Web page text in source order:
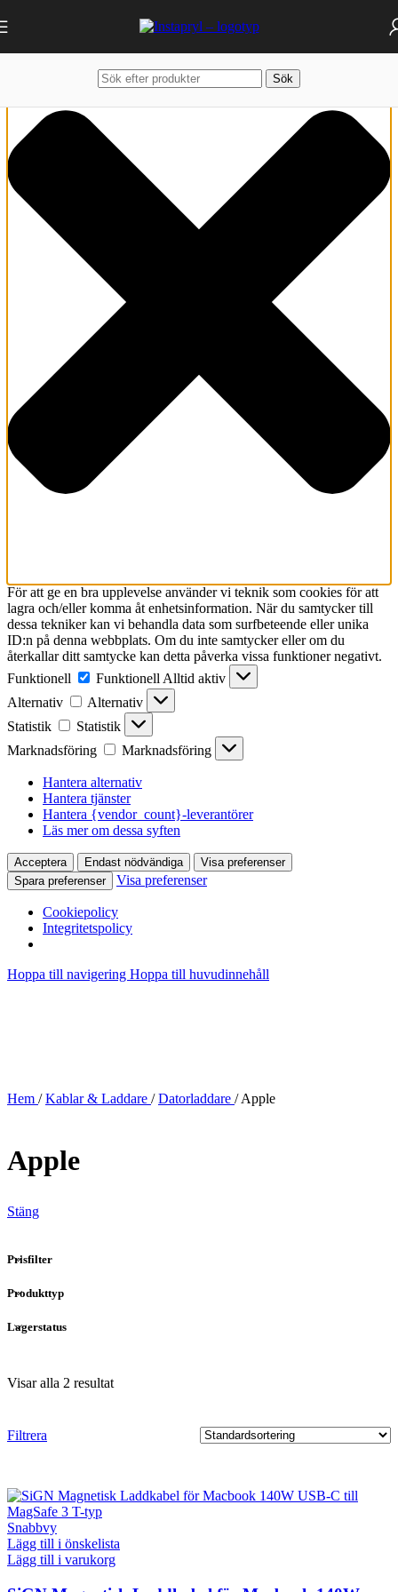
För att ge en bra upplevelse använder vi teknik som cookies för att
lagra och/eller komma åt enhetsinformation. När du samtycker till
dessa tekniker kan vi behandla data som surfbeteende eller unika
ID:n på denna webbplats. Om du inte samtycker eller om du
återkallar ditt samtycke kan detta påverka vissa funktioner negativt.
Funktionell
Funktionell Alltid aktiv
Alternativ
Alternativ
Statistik
Statistik
Marknadsföring
Marknadsföring
Hantera alternativ
Hantera tjänster
Hantera {vendor_count}-leverantörer
Läs mer om dessa syften
Acceptera Endast nödvändiga
Visa preferenser
Spara preferenser
Visa preferenser
Cookiepolicy
Integritetspolicy
Hoppa till navigering Hoppa till huvudinnehåll
Sök
Hem / Kablar & Laddare / Datorladdare / Apple
Apple
Stäng
Prisfilter
Produkttyp
Lagerstatus
Visar alla 2 resultat
Filtrera
Snabbvy
Lägg till i önskelista
Lägg till i varukorg